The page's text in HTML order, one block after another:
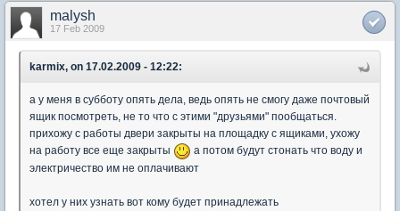
malysh
17 Feb 2009
karmix, on 17.02.2009 - 12:22:
а у меня в субботу опять дела, ведь опять не смогу даже почтовый
ящик посмотреть, не то что с этими "друзьями" пообщаться.
прихожу с работы двери закрыты на площадку с ящиками, ухожу
на работу все еще закрыты
а потом будут стонать что воду и
электричество им не оплачивают
хотел у них узнать вот кому будет принадлежать